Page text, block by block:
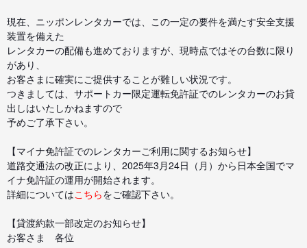
現在、ニッポンレンタカーでは、この一定の要件を満たす安全支援
装置を備えた
レンタカーの配備も進めておりますが、現時点ではその台数に限り
があり、
お客さまに確実にご提供することが難しい状況です。
つきましては、サポートカー限定運転免許証でのレンタカーのお貸
出しはいたしかねますので
予めご了承下さい。
【マイナ免許証でのレンタカーご利用に関するお知らせ】
道路交通法の改正により、2025年3月24日（月）から日本全国でマ
イナ免許証の運用が開始されます。
詳細についてはこちらをご確認下さい。
【貸渡約款一部改定のお知らせ】
お客さま 各位